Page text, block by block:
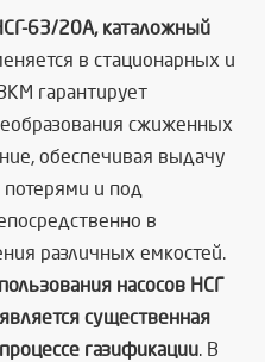
63/20А, каталожный
в стационарных и
гарантирует
сжиженных
обеспечивая выдачу
и под
в
различных емкостей.
насосов НСГ
существенная
газификации. В